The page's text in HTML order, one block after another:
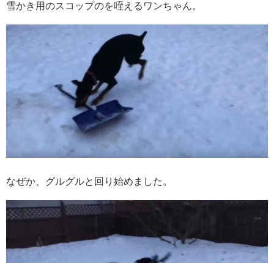
雪かき用のスコップのを咥えるワンちゃん。
なぜか、グルグルと回り始めました。